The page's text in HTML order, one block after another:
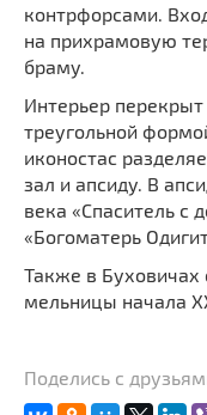
контрфорсами.
на прихрамовую
браму.
Интерьер
треугольной
иконостас
зал и апсиду. В
века «Спаситель с
«Богоматерь
Также в Буховичах
мельницы начала
Поделись с